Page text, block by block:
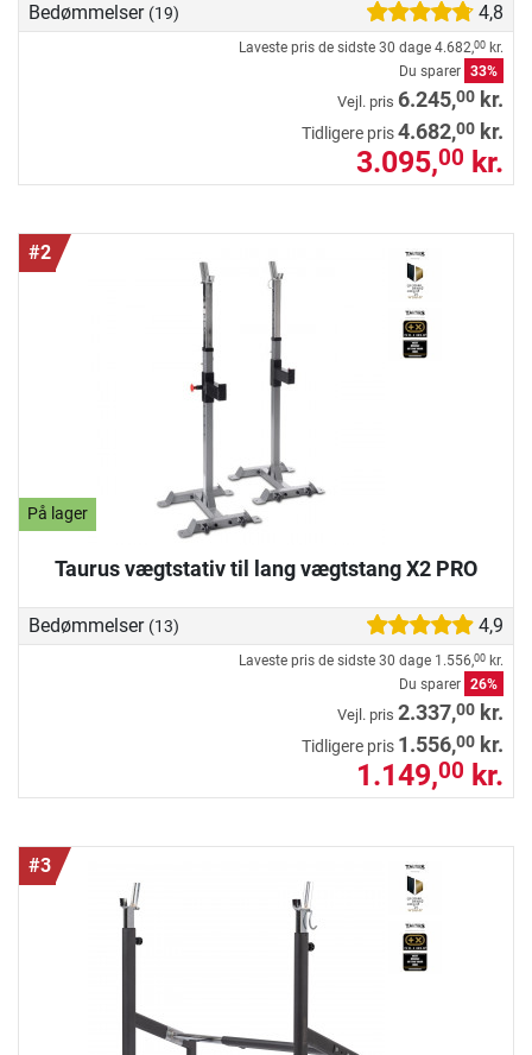
Bedømmelser (19) 4,8
Laveste pris de sidste 30 dage 4.682,00 kr.
Du sparer 33%
Vejl. pris 6.245,00 kr.
Tidligere pris4.682,00 kr.
3.095,00 kr.
#2
På lager
Taurus vægtstativ til lang vægtstang X2 PRO
Bedømmelser (13) 4,9
Laveste pris de sidste 30 dage 1.556,00 kr.
Du sparer 26%
Vejl. pris 2.337,00 kr.
Tidligere pris 1.556,00 kr.
1.149,00 kr.
#3